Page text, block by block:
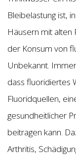
Bleibelastung ist,
Häusern mit alten
der Konsum von
Unbekannt.
dass fluoridiertes
Fluoridquellen,
gesundheitlicher
beitragen kann.
Arthritis,